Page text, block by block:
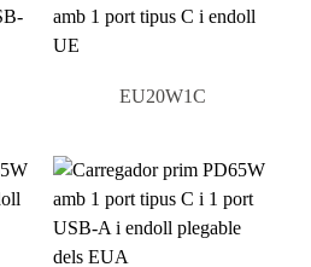
EU20W1C